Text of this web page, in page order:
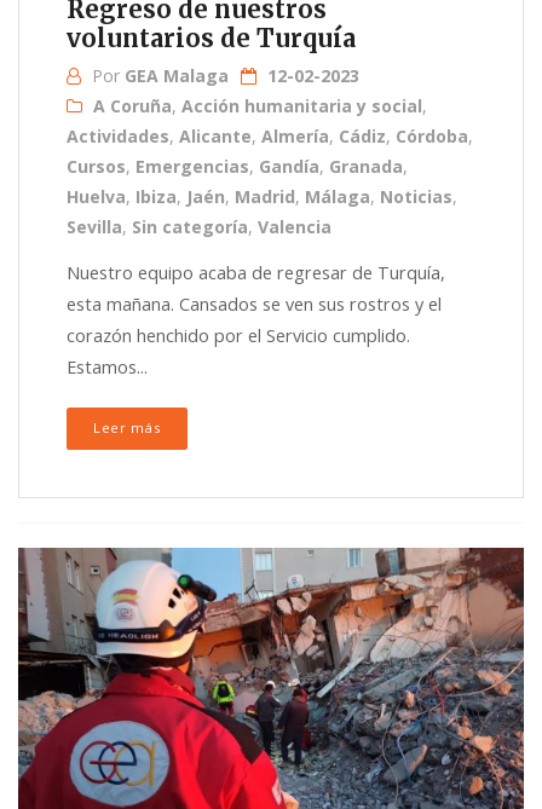
Regreso de nuestros
voluntarios de Turquía
Por GEA Malaga
12-02-2023
A Coruña, Acción humanitaria y social,
Actividades, Alicante, Almería, Cádiz, Córdoba,
Cursos, Emergencias, Gandía, Granada,
Huelva, Ibiza, Jaén, Madrid, Málaga, Noticias,
Sevilla, Sin categoría, Valencia
Nuestro equipo acaba de regresar de Turquía,
esta mañana. Cansados se ven sus rostros y el
corazón henchido por el Servicio cumplido.
Estamos...
Leer más